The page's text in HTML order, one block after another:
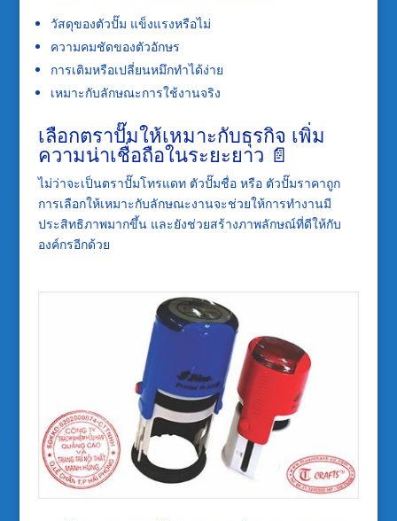
วัสดุของตัวปั๊ม แข็งแรงหรือไม่
ความคมชัดของตัวอักษร
การเติมหรือเปลี่ยนหมึกทำได้ง่าย
เหมาะกับลักษณะการใช้งานจริง
เลือกตราปั๊มให้เหมาะกับธุรกิจ เพิ่ม
ความน่าเชื่อถือในระยะยาว 📄
ไม่ว่าจะเป็นตราปั๊มโทรแดท ตัวปั๊มชื่อ หรือ ตัวปั๊มราคาถูก
การเลือกให้เหมาะกับลักษณะงานจะช่วยให้การทำงานมี
ประสิทธิภาพมากขึ้น และยังช่วยสร้างภาพลักษณ์ที่ดีให้กับ
องค์กรอีกด้วย